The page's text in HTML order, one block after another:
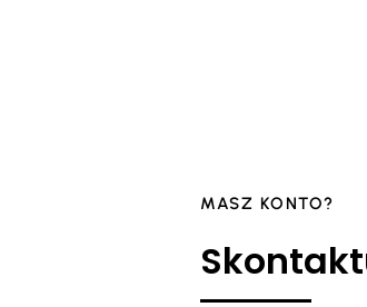
MASZ KONTO?